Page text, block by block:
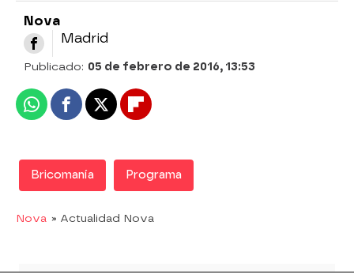
Nova
Madrid
Publicado: 05 de febrero de 2016, 13:53
WhatsappFacebook
X Flipboard
Bricomanía Programa
Nova » Actualidad Nova